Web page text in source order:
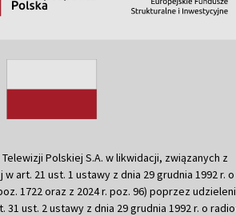
Polskiej S.A. w likwidacji, związanych z
art. 21 ust. 1 ustawy z dnia 29 grudnia 1992 r. o
1722 oraz z 2024 r. poz. 96) poprzez
ust. 2 ustawy z dnia 29 grudnia 1992 r. o